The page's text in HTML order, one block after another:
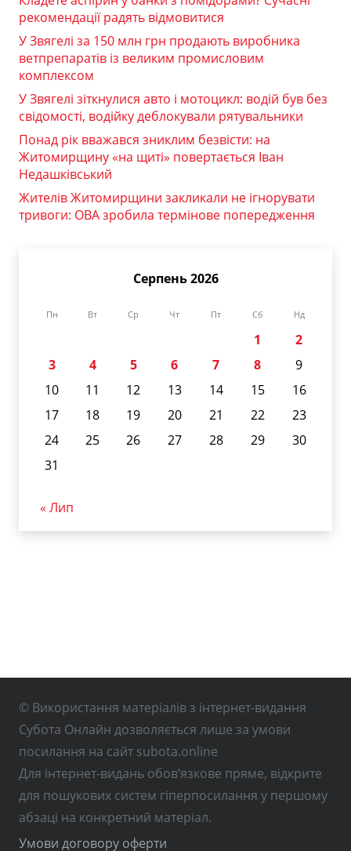
рекомендації радять відмовитися
У Звягелі за 150 млн грн продають виробника
ветпрепаратів із великим промисловим
комплексом
У Звягелі зіткнулися авто і мотоцикл: водій був без
свідомості, водійку деблокували рятувальники
Понад рік вважався зниклим безвісти: на
Житомирщину «на щиті» повертається Іван
Недашківський
Жителів Житомирщини закликали не ігнорувати
тривоги: ОВА зробила термінове попередження
Серпень 2026
Пн Вт Ср Чт Пт Сб Нд
1
2
3
4 5 6 7 8
9
10
11 12 13 14 15
16
17
18 19 20 21 22
23
24
25 26 27 28 29
30
31
« Лип
© Використання матеріалів з інтернет-видання
Субота Онлайн дозволяється лише за умови
посилання на сайт subota.online
Для інтернет-видань обов’язкове пряме, відкрите
для пошукових систем гіперпосилання у першому
абзаці на конкретний матеріал.
Умови договору оферти